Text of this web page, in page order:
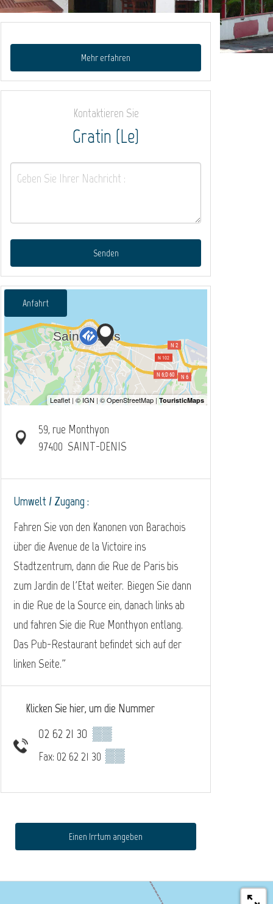
Mehr erfahren
Kontaktieren Sie
Gratin (Le)
Senden
Anfahrt
59, rue Monthyon
97400 SAINT-DENIS
Umwelt / Zugang :
Fahren Sie von den Kanonen von Barachois
über die Avenue de la Victoire ins
Stadtzentrum, dann die Rue de Paris bis
zum Jardin de l'Etat weiter. Biegen Sie dann
in die Rue de la Source ein, danach links ab
und fahren Sie die Rue Monthyon entlang.
Das Pub-Restaurant befindet sich auf der
linken Seite."
Klicken Sie hier, um die Nummer
02 62 21 30 ▒▒
Fax: 02 62 21 30 ▒▒
Einen Irrtum angeben